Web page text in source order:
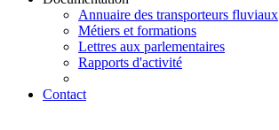
Annuaire des transporteurs fluviaux
Métiers et formations
Lettres aux parlementaires
Rapports d'activité
Contact